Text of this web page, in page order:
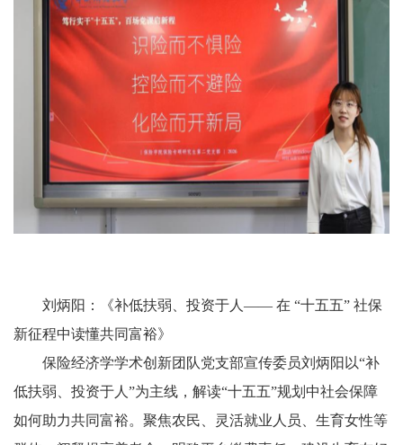
刘炳阳：《补低扶弱、投资于人—— 在 “十五五” 社保
新征程中读懂共同富裕》
保险经济学学术创新团队党支部宣传委员刘炳阳以“补
低扶弱、投资于人”为主线，解读“十五五”规划中社会保障
如何助力共同富裕。聚焦农民、灵活就业人员、生育女性等